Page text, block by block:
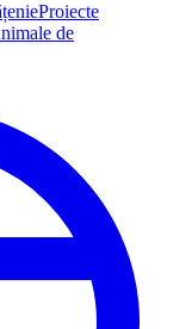
Proiecte
de